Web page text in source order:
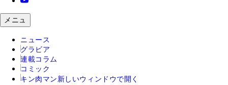
メニュ
ニュース
グラビア
連載コラム
コミック
キン肉マン 新しいウィンドウで開く